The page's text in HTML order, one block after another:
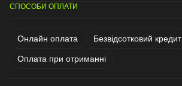
СПОСОБИ ОПЛАТИ
Онлайн оплата Безвідсотковий кредит
Оплата при отриманні